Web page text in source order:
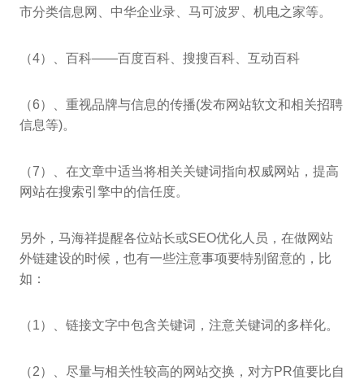
市分类信息网、中华企业录、马可波罗、机电之家等。
（4）、百科——百度百科、搜搜百科、互动百科
（6）、重视品牌与信息的传播(发布网站软文和相关招聘
信息等)。
（7）、在文章中适当将相关关键词指向权威网站，提高
网站在搜索引擎中的信任度。
另外，马海祥提醒各位站长或SEO优化人员，在做网站
外链建设的时候，也有一些注意事项要特别留意的，比
如：
（1）、链接文字中包含关键词，注意关键词的多样化。
（2）、尽量与相关性较高的网站交换，对方PR值要比自